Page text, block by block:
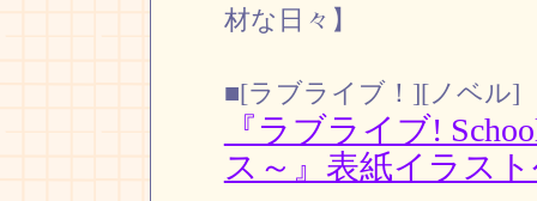
材な日々】
■[ラブライブ！][ノベル]
『ラブライブ!
ス～』表紙イラス